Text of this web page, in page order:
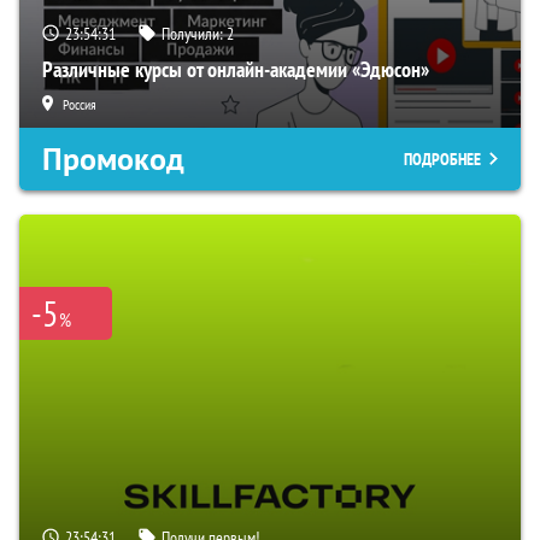
23:54:30 Получили:2
Различные курсы от онлайн-академии «Эдюсон»
Россия
Промокод ПОДРОБНЕЕ
-5%